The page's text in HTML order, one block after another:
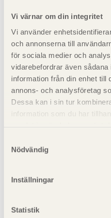
Vi värnar om din integritet
Vi använder
och annonserna till
för sociala medier och
vidarebefordrar även
information från din enhet till
annons- och analysföretag
Dessa kan i sin tur
information som du har
Nödvändig
Inställningar
Statistik
5.5 Ljud
5.6 Utförande
detaljlösningar
5.7